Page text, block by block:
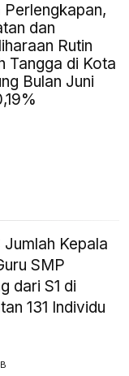
Perlengkapan,
dan
Rutin
Tangga di Kota
Bulan Juni
Kepala
SMP
dari S1 di
131 Individu